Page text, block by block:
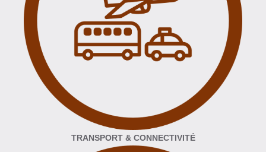
TRANSPORT & CONNECTIVITÉ